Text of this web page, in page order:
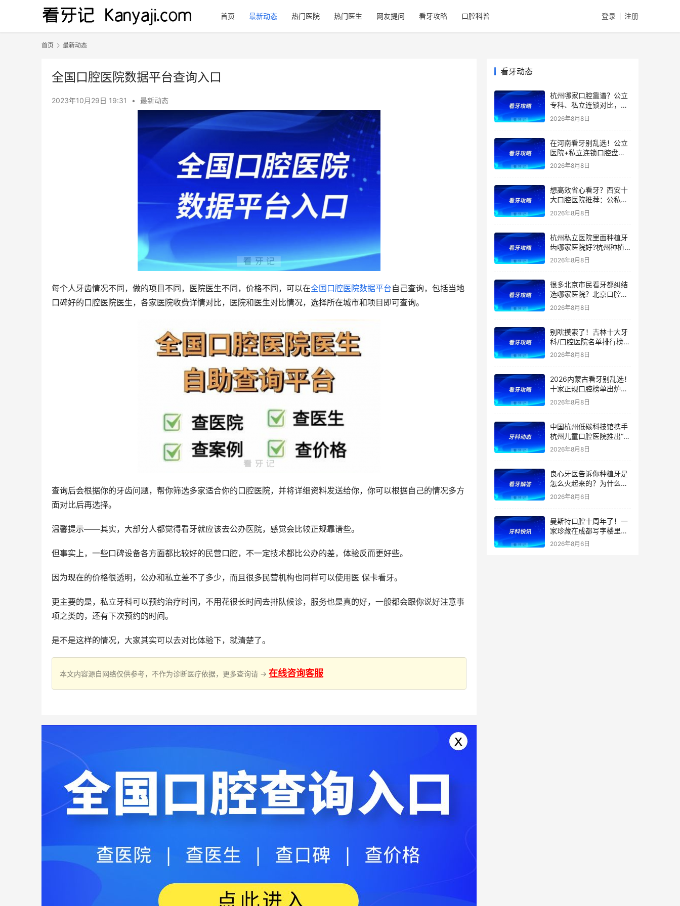
首页 最新动态 热门医院 热门医生 网友提问 看牙攻略 口腔科普 登录 注册
首页 最新动态
全国口腔医院数据平台查询入口
2023年10月29日 19:31 • 最新动态
每个人牙齿情况不同，做的项目不同，医院医生不同，价格不同，可以在全国口腔医院数据平台自己查询，包括当地
口碑好的口腔医院医生，各家医院收费详情对比，医院和医生对比情况，选择所在城市和项目即可查询。
查询后会根据你的牙齿问题，帮你筛选多家适合你的口腔医院，并将详细资料发送给你，你可以根据自己的情况多方
面对比后再选择。
温馨提示——其实，大部分人都觉得看牙就应该去公办医院，感觉会比较正规靠谱些。
但事实上，一些口碑设备各方面都比较好的民营口腔，不一定技术都比公办的差，体验反而更好些。
因为现在的价格很透明，公办和私立差不了多少，而且很多民营机构也同样可以使用医 保卡看牙。
更主要的是，私立牙科可以预约治疗时间，不用花很长时间去排队候诊，服务也是真的好，一般都会跟你说好注意事
项之类的，还有下次预约的时间。
是不是这样的情况，大家其实可以去对比体验下，就清楚了。
本文内容源自网络仅供参考，不作为诊断医疗依据，更多查询请 → 在线咨询客服
看牙动态
杭州哪家口腔靠谱？公立
专科、私立连锁对比，医
院优势、特色、擅长全都
有，看牙省钱不踩雷！附
种牙、矫正最新价格
2026年8月8日
在河南看牙别乱选！公立
医院+私立连锁口腔盘
点，医院优势、擅长项目
避坑收好！附价格表
2026年8月8日
想高效省心看牙？西安十
大口腔医院推荐：公私立
综合实力测评，精准匹配
种植、矫正、拔牙、补牙
齿项目价格参考
2026年8月8日
杭州私立医院里面种植牙
齿哪家医院好?杭州种植
牙齿多少钱一颗?杭州种
2026年8月8日
很多北京市民看牙都纠结
选哪家医院？北京口腔医
院前五排名出炉！看牙首
选这5家，靠谱不踩坑
2026年8月8日
别瞎摸索了！吉林十大牙
科/口腔医院名单排行榜！
（多家公立私立医院上
面/种植牙价格表！
2026年8月8日
2026内蒙古看牙别乱选！
十家正规口腔榜单出炉：
公立/私立全覆盖，官方支
持（医保定点）！附：内
矫正、种植牙价格
2026年8月8日
中国杭州低碳科技馆携手
杭州儿童口腔医院推出“我
是小小牙医”职业体验课
2026年8月8日
良心牙医告诉你种植牙是
怎么火起来的？为什么替
代了假牙？
2026年8月6日
曼斯特口腔十周年了！一
家珍藏在成都写字楼里的
技术店
2026年8月6日